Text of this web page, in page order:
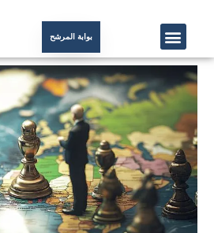
بوابة المرشح